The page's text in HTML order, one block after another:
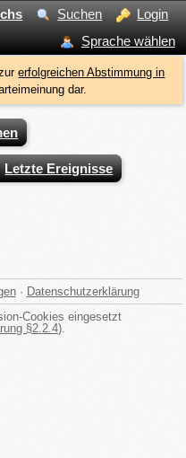
Suchen
Login
Sprache wählen
erfolgreichen Abstimmung in
dar.
Letzte Ereignisse
· Datenschutzerklärung
Cookies eingesetzt
§2.2.4).